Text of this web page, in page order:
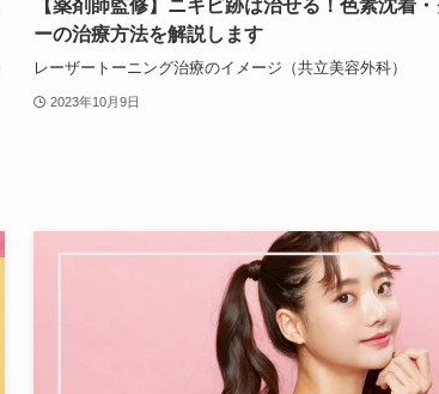
【薬剤師監修】ニキビ跡は治せる！色素沈着
ーの治療方法を解説します
レーザートーニング治療のイメージ（共立美容外科）
2023年10月9日